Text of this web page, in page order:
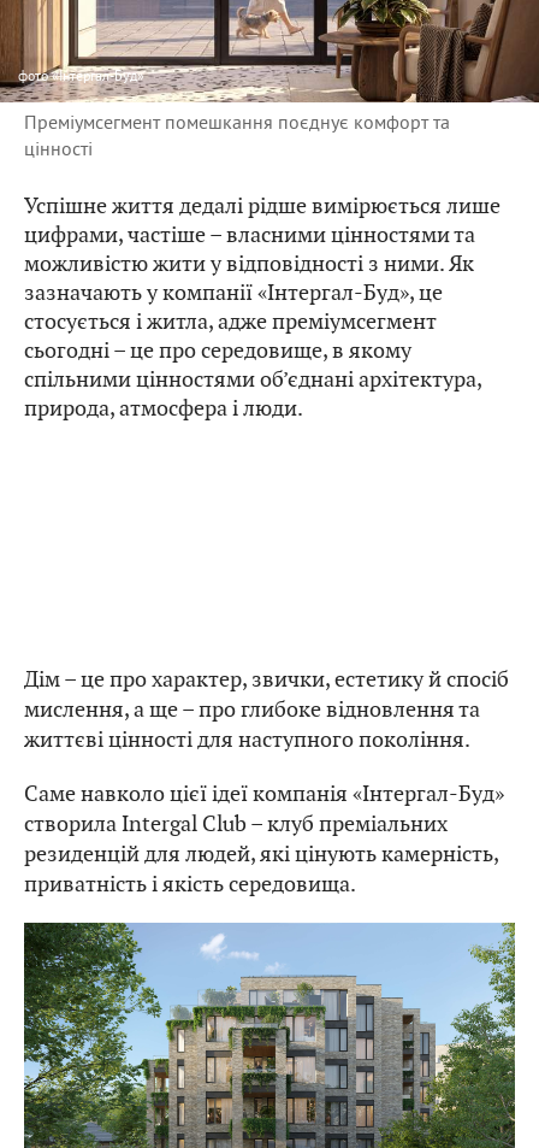
фото«Інтергал-Буд»
Преміумсегмент помешкання поєднує комфорт та
цінності
Успішне життя дедалі рідше вимірюється лише
цифрами, частіше – власними цінностями та
можливістю жити у відповідності з ними. Як
зазначають у компанії «Інтергал-Буд», це
стосується і житла, адже преміумсегмент
сьогодні – це про середовище, в якому
спільними цінностями об’єднані архітектура,
природа, атмосфера і люди.
Дім – це про характер, звички, естетику й спосіб
мислення, а ще – про глибоке відновлення та
життєві цінності для наступного покоління.
Саме навколо цієї ідеї компанія «Інтергал-Буд»
створила Intergal Club – клуб преміальних
резиденцій для людей, які цінують камерність,
приватність і якість середовища.